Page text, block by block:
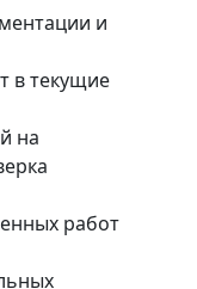
и
в текущие
на
работ